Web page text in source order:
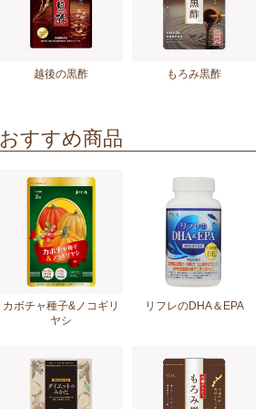
越後の黒酢 もろみ黒酢
おすすめ商品
カボチャ種子&ノコギリ
ヤシ
リフレのDHA＆EPA